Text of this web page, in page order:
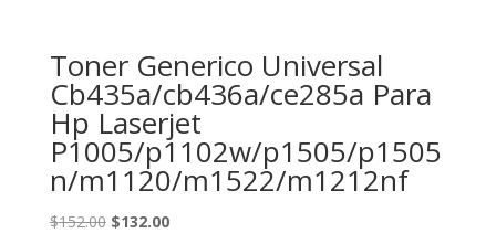
Toner Generico Universal
Cb435a/cb436a/ce285a Para
Hp Laserjet
P1005/p1102w/p1505/p1505
n/m1120/m1522/m1212nf
$152.00 El
$132.00El